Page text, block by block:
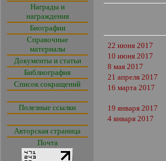
Награды и
награждения
Биографии
Справочные
материалы
Документы и статьи
Библиография
Список сокращений
Полезные ссылки
Авторская страница
Почта
22июня 2017
10 июня 2017
8 мая 2017
21 апреля 2017
16 марта 2017
19 января 2017
4 января 2017